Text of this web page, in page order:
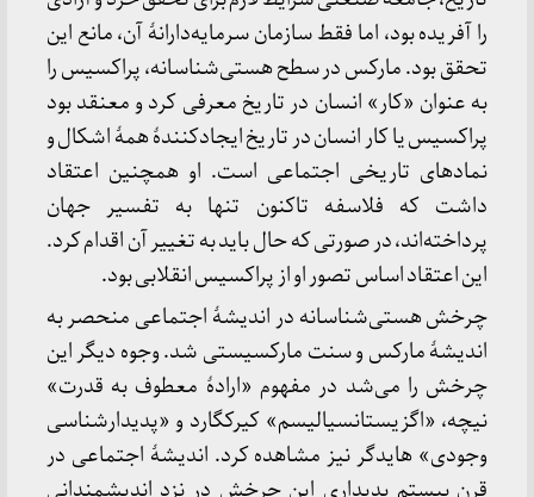
را آفریده بود، اما فقط سازمان سرمایه‌دارانهٔ آن، مانع این
تحقق بود. مارکس در سطح هستی‌شناسانه، پراکسیس را
به عنوان «کار» انسان در تاریخ معرفی کرد و معنقد بود
پراکسیس یا کار انسان در تاریخ ایجادکنندهٔ همهٔ اشکال و
نمادهای تاریخی اجتماعی است. او همچنین اعتقاد
داشت که فلاسفه تاکنون تنها به تفسیر جهان
پرداخته‌اند، در صورتی که حال باید به تغییر آن اقدام کرد.
این اعتقاد اساس تصور او از پراکسیس انقلابی بود.
چرخش هستی‌شناسانه در اندیشهٔ اجتماعی منحصر به
اندیشهٔ مارکس و سنت مارکسیستی شد. وجوه دیگر این
چرخش را می‌شد در مفهوم «ارادهٔ معطوف به قدرت»
نیچه، «اگزیستانسیالیسم» کیرکگارد و «پدیدارشناسی
وجودی» هایدگر نیز مشاهده کرد. اندیشهٔ اجتماعی در